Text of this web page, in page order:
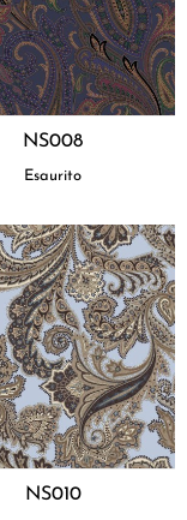
NS008
Esaurito
NS010